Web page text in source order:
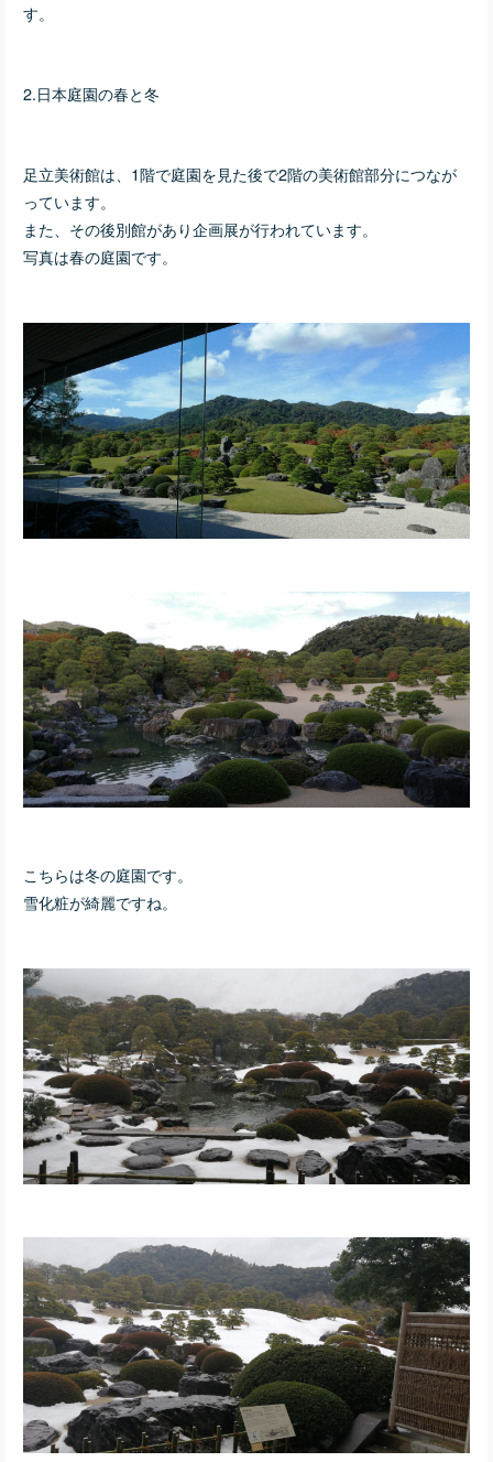
す。
2.日本庭園の春と冬
足立美術館は、1階で庭園を見た後で2階の美術館部分につなが
っています。
また、その後別館があり企画展が行われています。
写真は春の庭園です。
こちらは冬の庭園です。
雪化粧が綺麗ですね。